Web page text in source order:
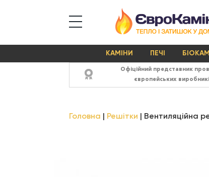
КАМІНИ ПЕЧІ
Офіційний представник
європейських
Головна Решітки Вентиляційна